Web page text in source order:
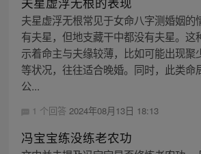
夫星虚浮无根常见于女命八字测婚姻的
有夫星，但地支藏干中都没有夫星。这
示着命主与夫缘较薄，比如可能出现聚
等状况，往往适合晚婚。同时，此类命
公...
1 个回答 2024年08月13日 18:13
冯宝宝练没练老农功